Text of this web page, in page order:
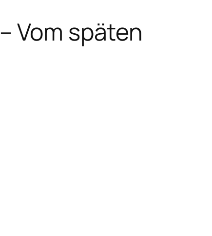
Vom späten